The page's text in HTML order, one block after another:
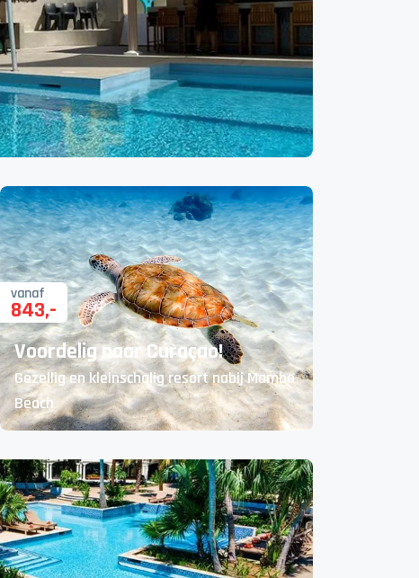
vanaf
843,-
Voordelig naar Curaçao!
Gezellig en kleinschalig resort nabij Mambo
Beach